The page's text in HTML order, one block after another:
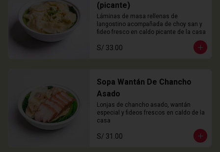
(picante)
Láminas de masa rellenas de
langostino acompañada de choy san y
fideo fresco en caldo picante de la casa
S/ 33.00
Sopa Wantán De Chancho
Asado
Lonjas de chancho asado, wantán
especial y fideos frescos en caldo de la
casa
S/ 31.00